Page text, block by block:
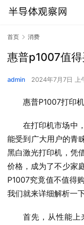
首页 消费
惠普p1007值得
admin 2024年7月7日 上
惠普P1007打印
在打印机市场中
能受到广大用户的青
黑白激光打印机，凭
价格，成为了不少家
P1007究竟值不值得
我们就来详细解析一下
首先，从性能上